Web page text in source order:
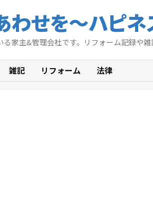
わせを〜ハピ
家主&管理会社です。リフォーム記録や雑
雑記 リフォーム 法律